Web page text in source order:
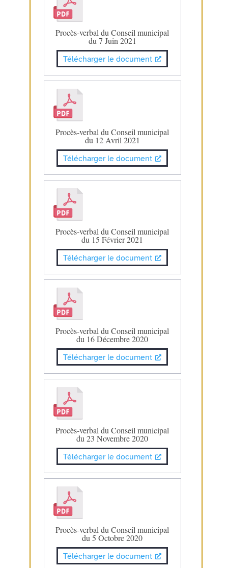
Procès-verbal du Conseil municipal
du 7 Juin 2021
Télécharger le document
Procès-verbal du Conseil municipal
du 12 Avril 2021
Télécharger le document
Procès-verbal du Conseil municipal
du 15 Février 2021
Télécharger le document
Procès-verbal du Conseil municipal
du 16 Décembre 2020
Télécharger le document
Procès-verbal du Conseil municipal
du 23 Novembre 2020
Télécharger le document
Procès-verbal du Conseil municipal
du 5 Octobre 2020
Télécharger le document